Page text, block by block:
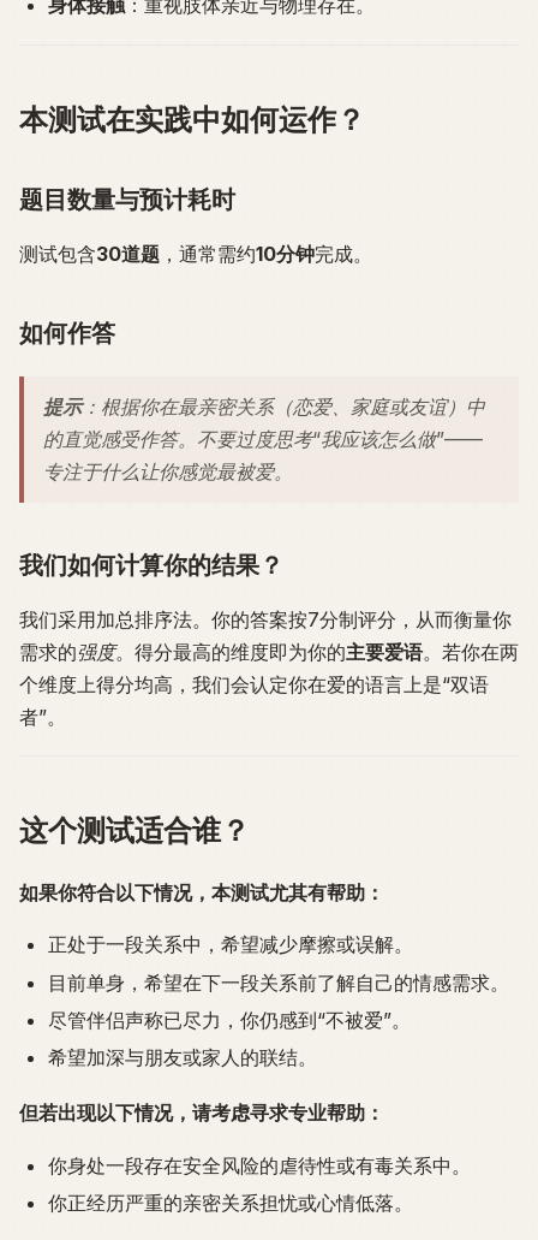
身体接触 ：重视肢体亲近与物理存在。
本测试在实践中如何运作？
题目数量与预计耗时
测试包含30道题 ，通常需约10分钟完成。
如何作答
提示：根据你在最亲密关系（恋爱、家庭或友谊）中
的直觉感受作答。不要过度思考“我应该怎么做”——
专注于什么让你感觉最被爱。
我们如何计算你的结果？
我们采用加总排序法。你的答案按7分制评分，从而衡量你
需求的强度。得分最高的维度即为你的主要爱语。若你在两
个维度上得分均高，我们会认定你在爱的语言上是“双语
者”。
这个测试适合谁？
如果你符合以下情况，本测试尤其有帮助：
正处于一段关系中，希望减少摩擦或误解。
目前单身，希望在下一段关系前了解自己的情感需求。
尽管伴侣声称已尽力，你仍感到“不被爱”。
希望加深与朋友或家人的联结。
但若出现以下情况，请考虑寻求专业帮助：
你身处一段存在安全风险的虐待性或有毒关系中。
你正经历严重的亲密关系担忧或心情低落。